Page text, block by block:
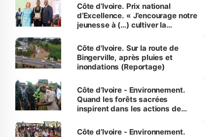
Côte d’Ivoire. Prix national
d’Excellence. « J’encourage notre
jeunesse à (…) cultiver la
(Alassane Ouattara
Côte d'Ivoire. Sur la route de
Bingerville, après pluies et
inondations (Reportage)
Côte d’Ivoire - Environnement.
Quand les forêts sacrées
inspirent dans les actions de
Côte d’Ivoire - Environnement.